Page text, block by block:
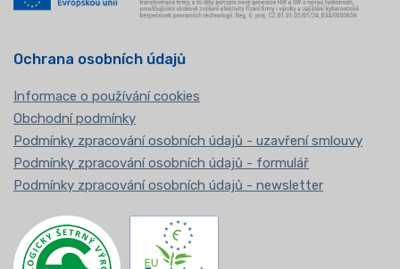
Ochrana osobních údajů
Informace o používání cookies
Obchodní podmínky
Podmínky zpracování osobních údajů - uzavření smlouvy
Podmínky zpracování osobních údajů - formulář
Podmínky zpracování osobních údajů - newsletter